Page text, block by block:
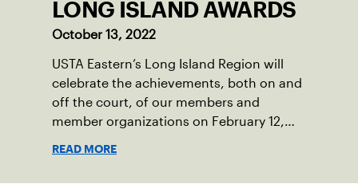
LONG ISLAND AWARDS
October 13, 2022
USTA Eastern’s Long Island Region will
celebrate the achievements, both on and
off the court, of our members and
member organizations on February 12,
READ MORE